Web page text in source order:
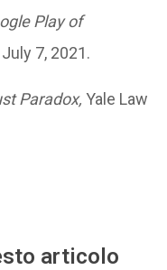
Play of
7, 2021.
Paradox, Yale Law
articolo